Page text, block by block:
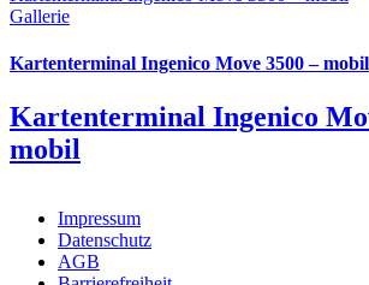
Gallerie
Kartenterminal Ingenico Move 3500 – mobil
Kartenterminal Ingenico
mobil
Impressum
Datenschutz
AGB